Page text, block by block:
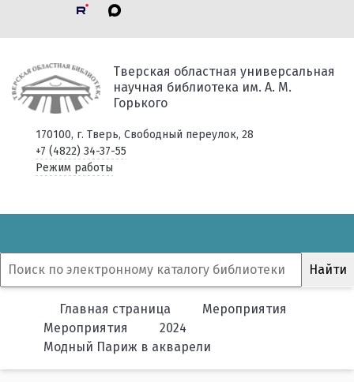
Тверская областная универсальная
научная библиотека им. А. М.
Горького
170100, г. Тверь, Свободный переулок, 28
+7 (4822) 34-37-55
Режим работы
Главная страница
Мероприятия
Мероприятия
2024
Модный Париж в акварели